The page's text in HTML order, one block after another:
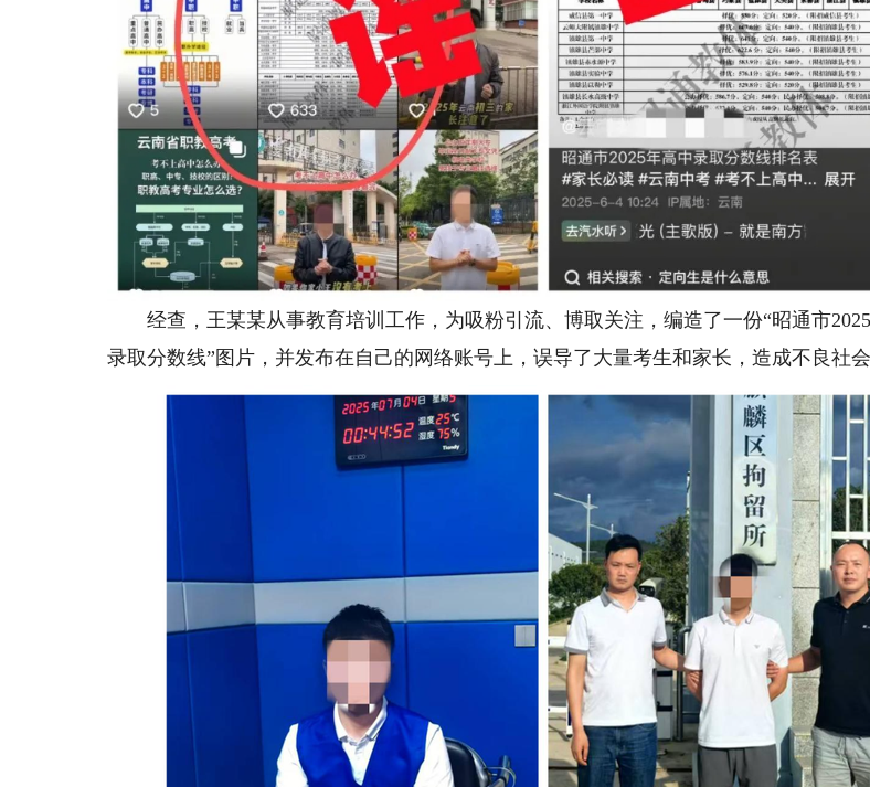
经查，王某某从事教育培训工作，为吸粉引流、博取关注，编造了一份“昭通市
录取分数线”图片，并发布在自己的网络账号上，误导了大量考生和家长，造成不良社会